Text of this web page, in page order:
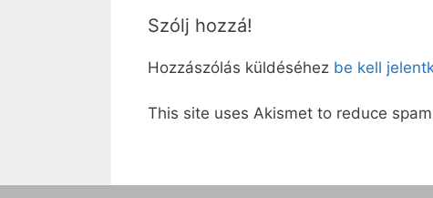
Szólj hozzá!
Hozzászólás küldéséhez be kell
This site uses Akismet to reduce